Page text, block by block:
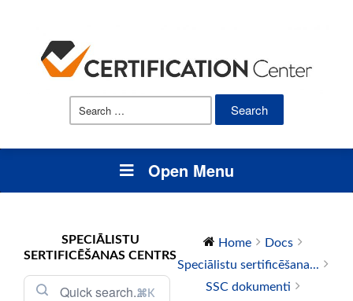
Search
Open Menu
SPECIĀLISTU
SERTIFICĒŠANAS CENTRS
⌘K
Home
Docs
Speciālistu sertificēšana...
SSC dokumenti